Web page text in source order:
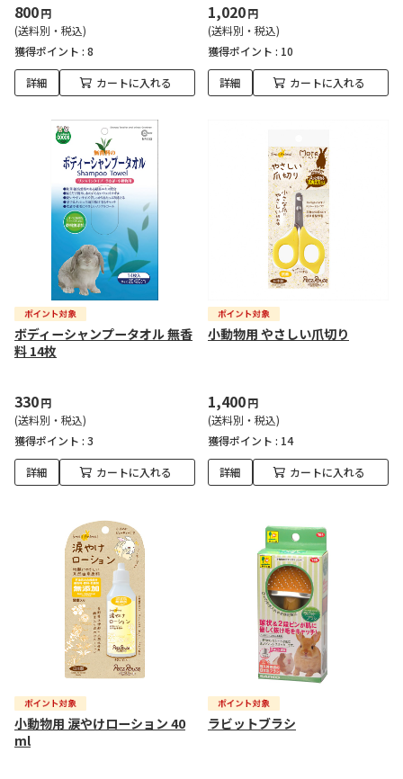
800円
(送料別・税込)
獲得ポイント : 8
詳細 カートに入れる
1,020円
(送料別・税込)
獲得ポイント : 10
詳細 カートに入れる
ボディーシャンプータオル 無香
料 14枚
330円
(送料別・税込)
獲得ポイント : 3
詳細 カートに入れる
小動物用 やさしい爪切り
1,400円
(送料別・税込)
獲得ポイント : 14
詳細 カートに入れる
小動物用 涙やけローション 40
ml
ラビットブラシ